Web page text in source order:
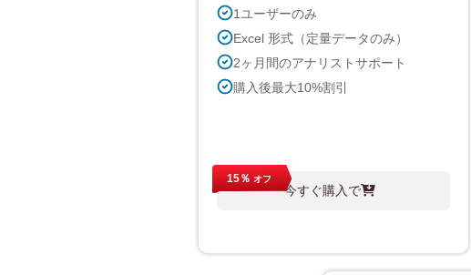
1ユーザーのみ
Excel 形式（定量データのみ）
2ヶ月間のアナリストサポート
購入後最大10%割引
今すぐ購入で
15％ オフ